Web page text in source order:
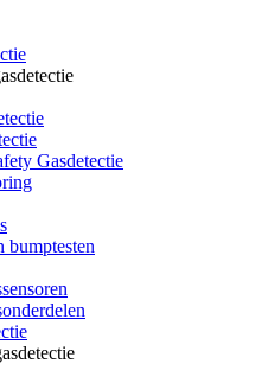
Gasdetectie
bumptesten